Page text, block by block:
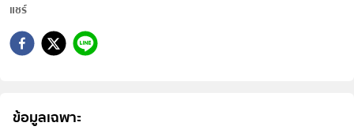
แชร์
ข้อมูลเฉพาะ